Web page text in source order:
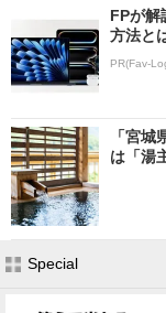
FPが解
方法と
PR(Fav-
「宮
は「湯
Special